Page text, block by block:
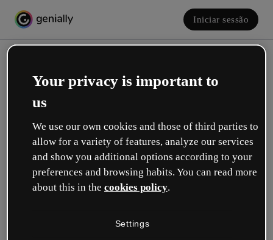
Iniciar sessão
Crie a sua conta! É grátis!
Qual descreve melhor a sua função?
Your privacy is important to
us
We use our own cookies and those of third parties to
allow for a variety of features, analyze our services
and show you additional options according to your
preferences and browsing habits. You can read more
about this in the cookies policy.
Settings